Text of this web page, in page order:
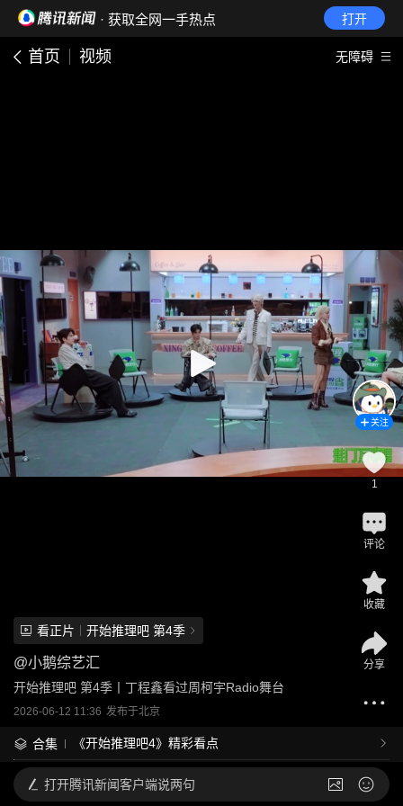
· 获取全网一手热点 打开
首页 视频 无障碍
看正片 开始推理吧 第4季
@小鹅综艺汇
开始推理吧 第4季丨丁程鑫看过周柯宇Radio舞台
2026-06-12 11:36 发布于北京
合集 《开始推理吧4》精彩看点
关注
1
评论
收藏
分享
打开腾讯新闻客户端说两句